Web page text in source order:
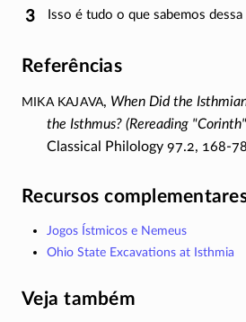
Isso é tudo o que sabemos
Referências
Mika Kajava, When Did the
the Isthmus? (Rereading
Classical Philology 97.2, 168-
Recursos
Jogos Ístmicos e Nemeus
Ohio State Excavations at Isthmia
Veja também